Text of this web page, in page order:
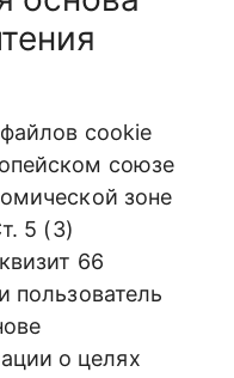
cookie
союзе
зоне
5 (3)
66
пользователь
о целях